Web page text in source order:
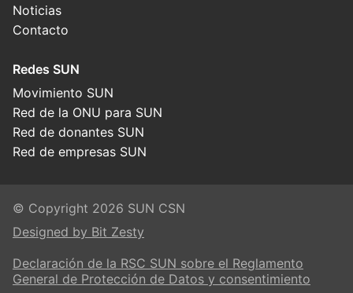
Noticias
Contacto
Redes SUN
Movimiento SUN
Red de la ONU para SUN
Red de donantes SUN
Red de empresas SUN
© Copyright 2026 SUN CSN
Designed by Bit Zesty
Declaración de la RSC SUN sobre el Reglamento
General de Protección de Datos y consentimiento